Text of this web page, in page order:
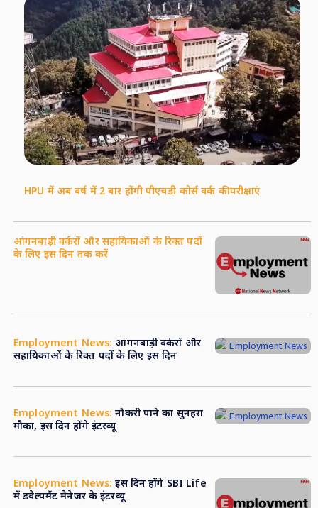
HPU में अब वर्ष में 2 बार होंगी पीएचडी कोर्स वर्क की परीक्षाएं
आंगनबाड़ी वर्करों और सहायिकाओं के रिक्त पदों
के लिए इस दिन तक करें
Employment News: आंगनबाड़ी वर्करों और
सहायिकाओं के रिक्त पदों के लिए इस दिन
Employment News: नौकरी पाने का सुनहरा
मौका, इस दिन होंगे इंटरव्यू
Employment News: इस दिन होंगे SBI Life
में डवैल्पमैंट मैनेजर के इंटरव्यू